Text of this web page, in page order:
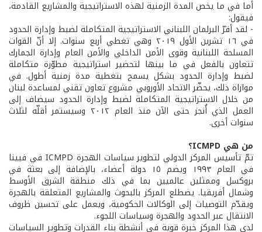
أما في ما يخص المدة الزمنية لهذه الاستراتيجية والمشاريع القادمة،
فيقول:
- لقد أقرّ البرلمان اللبناني الاستراتيجية المتكاملة لضبط وإدارة الحدود
في ١٦ تشرين الأول ٢٠١٩ وهي تغطي أربع سنوات. إلا أنّ القوات
المسلحة اللبنانية وقوى الأمن الداخلي والأمن العام وإدارة الجمارك
تتعاون بالفعل في ما بينها لتحضير استراتيجية مطوّرة متكاملة
لضبط وإدارة الحدود بشكل يسمح بتغطية مدة زمنية أطول. في
موازاة ذلك، يحضّر الاتحاد الأوروبي مشروع تعاون تقني لمساعدة لبنان
من خلال الاستراتيجية المتكاملة لضبط وإدارة الحدود سيضاف إلى
العمل الذي أُنجز حتى الآن منذ العام ٢٠١٢ وسيستمر أقلّه لثلاث
سنوات أخرى.
من هي ICMPD؟
تمّ تأسيس المركز الدولي لتطوير سياسات الهجرة ICMPD في فيينا
في العام ١٩٩٣ ويضم ١٥ دولة أعضاء، بالإضافة إلى بعثة في
بروكسل وممثلين عالميين بما في ذلك منطقة الشرق الأوسط
وشمال أفريقيا. يضطلع المركز بالبحوث والمشاريع المتعلقة بالهجرة
ويقدّم التوصيات إلى الوكالات الحكومية، ويعمل على تحسين ظروف
الانتقال عبر الحدود والهجرة وسياسات اللجوء.
لدى هذا المركز خبرة قوية في أنشطة بناء القدرات وتطوير السياسات